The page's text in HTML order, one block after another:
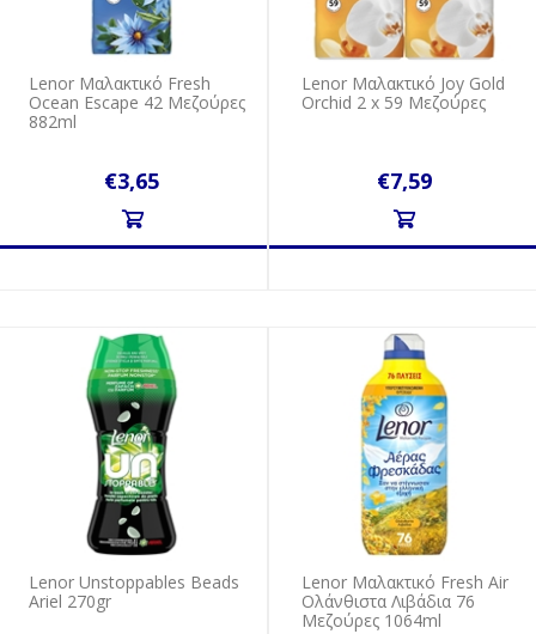
Lenor Mαλακτικό Fresh
Ocean Escape 42 Mεζούρες
882ml
€3,65
Lenor Mαλακτικό Joy Gold
Orchid 2 x 59 Mεζούρες
€7,59
Lenor Unstoppables Beads
Ariel 270gr
Lenor Mαλακτικό Fresh Air
Ολάνθιστα Λιβάδια 76
Mεζούρες 1064ml